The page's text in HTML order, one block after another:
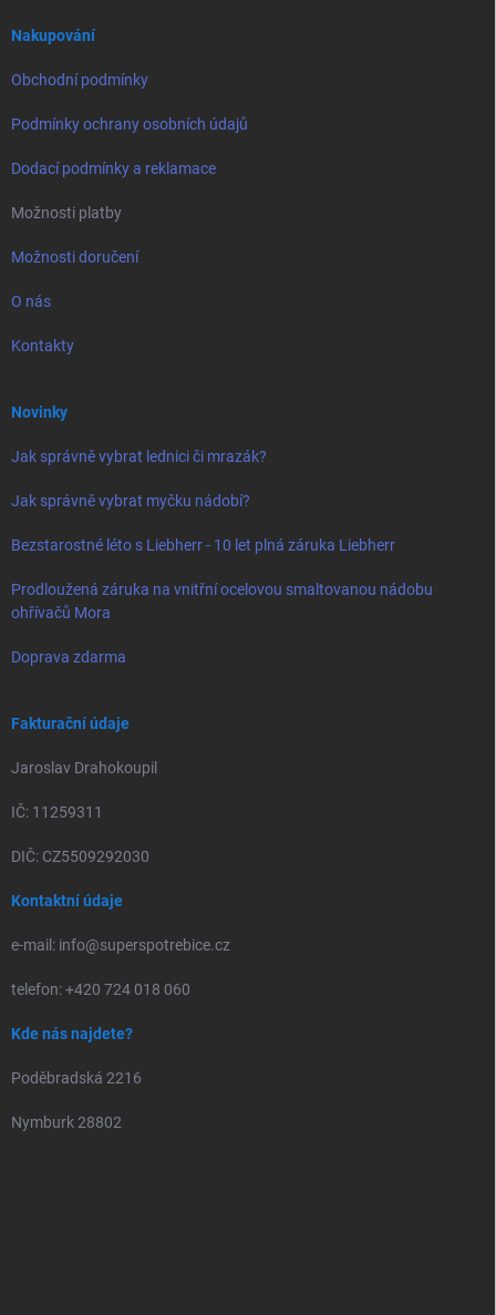
Nakupování
Obchodní podmínky
Podmínky ochrany osobních údajů
Dodací podmínky a reklamace
Možnosti platby
Možnosti doručení
O nás
Kontakty
Novinky
Jak správně vybrat lednici či mrazák?
Jak správně vybrat myčku nádobí?
Bezstarostné léto s Liebherr - 10 let plná záruka Liebherr
Prodloužená záruka na vnitřní ocelovou smaltovanou nádobu
ohřívačů Mora
Doprava zdarma
Fakturační údaje
Jaroslav Drahokoupil
IČ: 11259311
DIČ: CZ5509292030
Kontaktní údaje
e-mail: info@superspotrebice.cz
telefon: +420 724 018 060
Kde nás najdete?
Poděbradská 2216
Nymburk 28802